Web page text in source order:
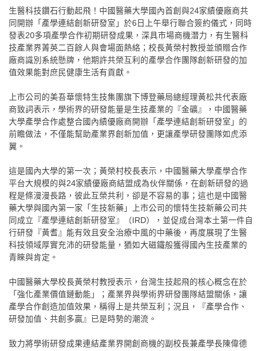
生醫科技鑽石行動起飛！中國醫藥大學國內首創與24家績優廠商共
同開辦「產學連結創新研發室」於6日上午舉行聯合簽約儀式，同時
發表20多項產學合作初期研發成果，深具市場商機潛力，有生醫科
技產業界菁英二百餘人與會場面熱絡；校長黃榮村教授並頒贈合作
廠商識別系統懸牌，他期許共榮互利的產學合作團隊創新研發的加
值效果能對庶民健康生活有貢獻。
上市公司的美吾華懷特生技集團旗下博登藥局總經理黃松共代表廠
商致詞表示，學術界的研發能量是生技產業的『金礦』，中國醫藥
大學產學合作處整合國內績優廠商開辦「產學連結創新研發室」的
前瞻做法，不僅能幫助產業界創新加值，更讓產學研發團隊如虎添
翼。
這是國內大學的第一次；黃榮村校長表示，中國醫藥大學產學合作
平台大規模的與24家績優廠商結盟成為伙伴關係，在創新研發的過
程是條漫漫長路，彼此互榮共利，卻是不容易的事；這也是中國醫
藥大學與國內第一家「生技新藥」上市公司的懷特生技新藥公司共
同成立『產學連結創新研發室』（IRD），並促成台灣本土第一件自
行研發『黃耆』能有效且安全治療中風的中藥後，再度展現了生醫
科技領域厚實充沛的研發能量，猶如大磁鐵般獲得國內生技產業的
青睞與肯定。
中國醫藥大學校長黃榮村教授表示，台灣生技起飛的核心概念在於
「強化產業價值鏈動能」；產業界與學術界研發團隊結盟關係，讓
產學合作創造加值效果，稱得上是共榮互利；況且，『產學合作、
研發加值、共創多贏』已是時勢的潮流。
致力將學術研發成果連結產業界開創商機的副校長兼產學長陳偉德